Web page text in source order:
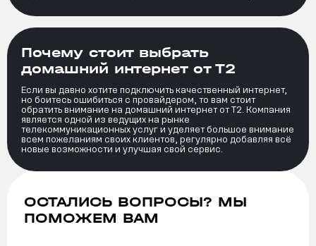
Почему стоит выбрать
домашний интернет от Т2
Если вы давно хотите подключить качественный интернет,
но боитесь ошибиться с провайдером, то вам стоит
обратить внимание на домашний интернет от Т2. Компания
является одной из ведущих на рынке
телекоммуникационных услуг и уделяет большое внимание
всем пожеланиям своих клиентов, регулярно добавляя всё
новые возможности и улучшая свой сервис.
ОСТАЛИСЬ ВОПРОСЫ? МЫ
ПОМОЖЕМ ВАМ